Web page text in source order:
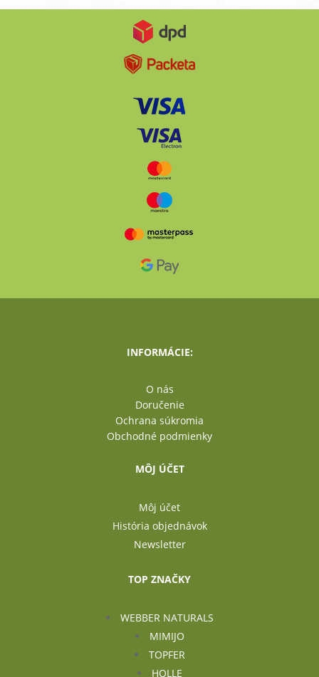
INFORMÁCIE:
O nás
Doručenie
Ochrana súkromia
Obchodné podmienky
MÔJ ÚČET
Môj účet
História objednávok
Newsletter
TOP ZNAČKY
WEBBER NATURALS
MIMIJO
TOPFER
HOLLE